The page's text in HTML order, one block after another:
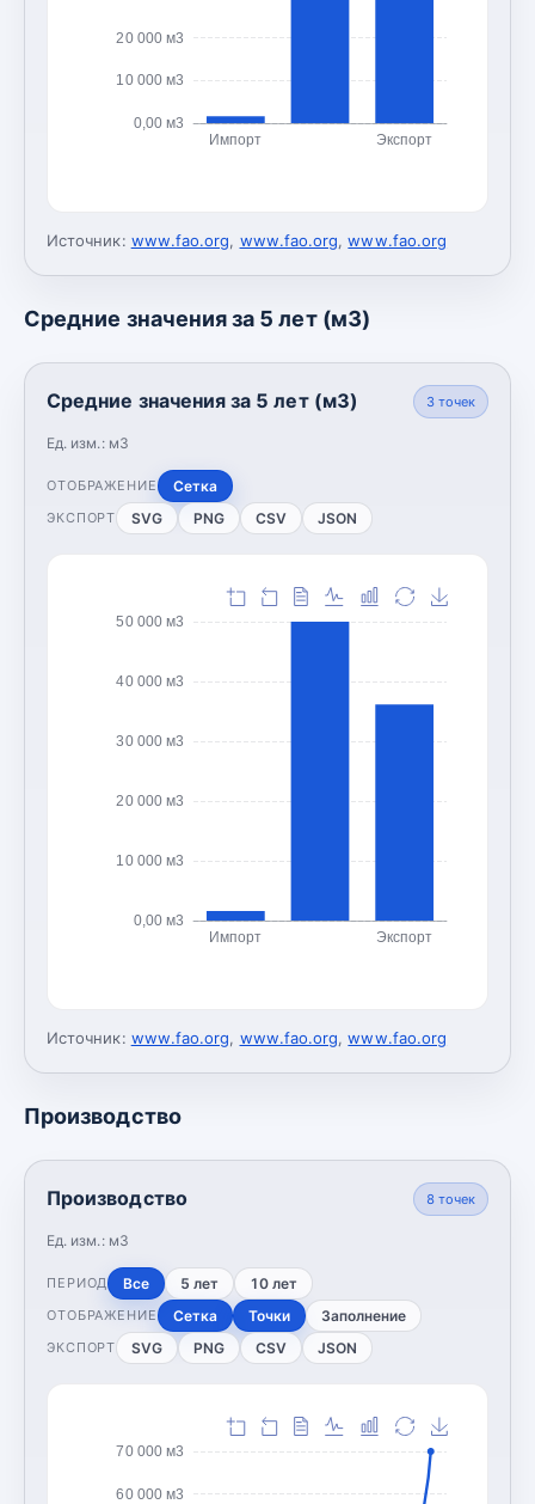
0,00 м3
10 000 м3
20 000 м3
Импорт Экспорт
Источник: www.fao.org, www.fao.org,www.fao.org
Средние значения за 5 лет (м3)
Средние значения за 5 лет (м3)
Ед. изм.: м3
3точек
ОТОБРАЖЕНИЕ Сетка
ЭКСПОРТ SVG PNG CSV JSON
0,00 м3
10 000 м3
20 000 м3
30 000 м3
40 000 м3
50 000 м3
Импорт Экспорт
Источник: www.fao.org, www.fao.org,www.fao.org
Производство
Производство
Ед. изм.: м3
8точек
ПЕРИОД Все 5 лет 10 лет
ОТОБРАЖЕНИЕ Сетка Точки Заполнение
ЭКСПОРТ SVG PNG CSV JSON
60 000 м3
70 000 м3